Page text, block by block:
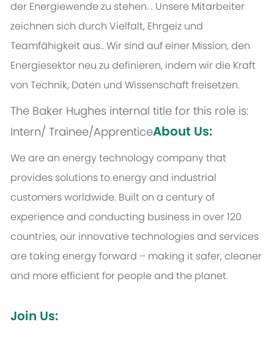
der Energiewende zu stehen. . Unsere Mitarbeiter
zeichnen sich durch Vielfalt, Ehrgeiz und
Teamfähigkeit aus.. Wir sind auf einer Mission, den
Energiesektor neu zu definieren, indem wir die Kraft
von Technik, Daten und Wissenschaft freisetzen.
The Baker Hughes internal title for this role is:
Intern/ Trainee/ApprenticeAbout Us:
We are an energy technology company that
provides solutions to energy and industrial
customers worldwide. Built on a century of
experience and conducting business in over 120
countries, our innovative technologies and services
are taking energy forward – making it safer, cleaner
and more efficient for people and the planet.
Join Us: